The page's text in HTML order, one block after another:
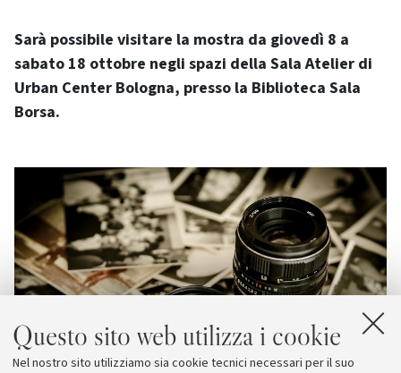
Questo sito web utilizza i cookie
Nel nostro sito utilizziamo sia cookie tecnici necessari per il suo
Sarà possibile visitare la mostra da giovedì 8 a
sabato 18 ottobre negli spazi della Sala Atelier di
Urban Center Bologna, presso la Biblioteca Sala
Borsa.